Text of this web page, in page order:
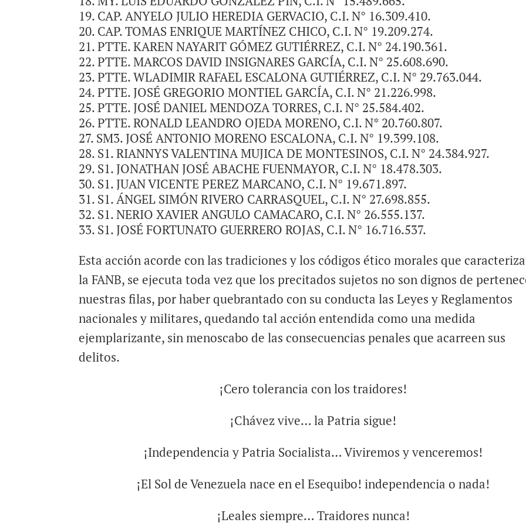
CAP. ANYELO JULIO HEREDIA GERVACIO, C.I. N° 16.309.410.
CAP. TOMAS ENRIQUE MARTÍNEZ CHICO, C.I. N° 19.209.274.
PTTE. KAREN NAYARIT GÓMEZ GUTIÉRREZ, C.I. N° 24.190.361.
PTTE. MARCOS DAVID INSIGNARES GARCÍA, C.I. N° 25.608.690.
PTTE. WLADIMIR RAFAEL ESCALONA GUTIÉRREZ, C.I. N° 29.763.044.
PTTE. JOSÉ GREGORIO MONTIEL GARCÍA, C.I. N° 21.226.998.
PTTE. JOSÉ DANIEL MENDOZA TORRES, C.I. N° 25.584.402.
PTTE. RONALD LEANDRO OJEDA MORENO, C.I. N* 20.760.807.
SM3. JOSÉ ANTONIO MORENO ESCALONA, C.I. N° 19.399.108.
S1. RIANNYS VALENTINA MUJICA DE MONTESINOS, C.I. N° 24.384.927.
S1. JONATHAN JOSÉ ABACHE FUENMAYOR, C.I. N° 18.478.303.
S1. JUAN VICENTE PEREZ MARCANO, C.I. N° 19.671.897.
S1. ÁNGEL SIMÓN RIVERO CARRASQUEL, C.I. N° 27.698.855.
S1. NERIO XAVIER ANGULO CAMACARO, C.I. N° 26.555.137.
S1. JOSÉ FORTUNATO GUERRERO ROJAS, C.I. N° 16.716.537.
Esta acción acorde con las tradiciones y los códigos ético morales que
la FANB, se ejecuta toda vez que los precitados sujetos no son dignos de
nuestras filas, por haber quebrantado con su conducta las Leyes y Reglamentos
nacionales y militares, quedando tal acción entendida como una medida
ejemplarizante, sin menoscabo de las consecuencias penales que acarreen sus
delitos.
¡Cero tolerancia con los traidores!
¡Chávez vive… la Patria sigue!
¡Independencia y Patria Socialista… Viviremos y venceremos!
¡El Sol de Venezuela nace en el Esequibo! independencia o nada!
¡Leales siempre… Traidores nunca!